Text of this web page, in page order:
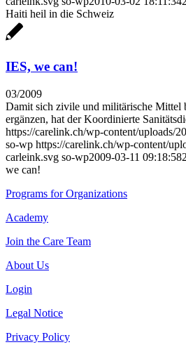
Haiti heil in die Schweiz
IES, we can!
03/2009
Damit sich zivile und militärische Mittel
ergänzen, hat der Koordinierte
https://carelink.ch/wp-content/uploads/
so-wp https://carelink.ch/wp-content/
carleink.svg so-wp2009-03-11 09:18:58
we can!
Programs for Organizations
Academy
Join the Care Team
About Us
Login
Legal Notice
Privacy Policy